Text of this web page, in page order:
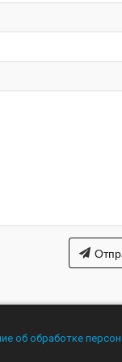
об обработке